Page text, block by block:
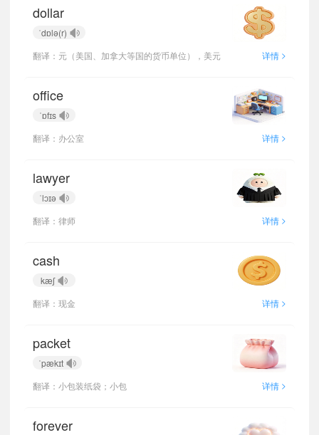
dollar
ˈdɒlə(r)
翻译：元（美国、加拿大等国的货币单位），美元
详情 >
office
ˈɒfɪs
翻译：办公室
详情 >
lawyer
ˈlɔɪə
翻译：律师
详情 >
cash
kæʃ
翻译：现金
详情 >
packet
ˈpækɪt
翻译：小包装纸袋；小包
详情 >
forever